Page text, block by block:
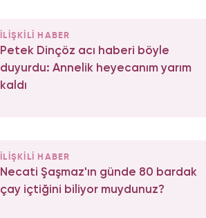
İLİŞKİLİ HABER
Petek Dinçöz acı haberi böyle
duyurdu: Annelik heyecanım yarım
kaldı
İLİŞKİLİ HABER
Necati Şaşmaz'ın günde 80 bardak
çay içtiğini biliyor muydunuz?